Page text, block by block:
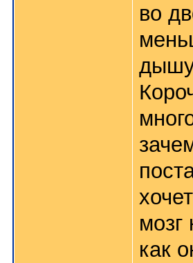
во
дышу
мозг
как